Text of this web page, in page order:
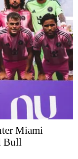
Miami
Bull